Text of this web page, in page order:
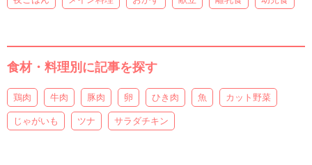
食材・料理別に記事を探す
鶏肉 牛肉 豚肉 卵 ひき肉 魚 カット野菜
じゃがいも ツナ サラダチキン